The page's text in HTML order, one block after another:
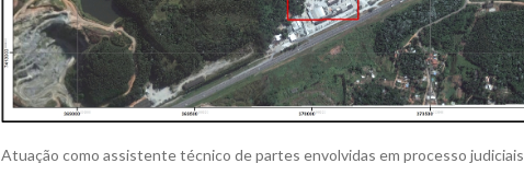
Atuação como assistente técnico de partes envolvidas em processo judiciais